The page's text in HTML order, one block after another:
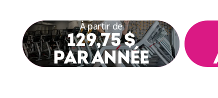
À partir de
129,75 $
PAR ANNÉE